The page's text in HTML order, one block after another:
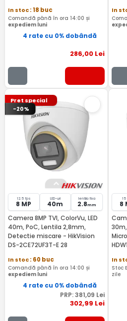
In stoc: 18 buc
Comandă până în ora 14:00 și
expediem luni
4 rate cu 0% dobândă
286,00Lei
In
Pret special
-20%
12.5 fps
8 MP
LED-uri
40m
lentila fixa
2.8mm
Camera 8MP TVI, ColorVu, LED
40m, PoC, Lentila 2,8mm,
Detectie miscare - HikVision
DS-2CE72UF3T-E 28
In stoc: 60 buc
Comandă până în ora 14:00 și
expediem luni
4 rate cu 0% dobândă
PRP:381,09 Lei
302,99 Lei
15
8
In
Stoc
zile